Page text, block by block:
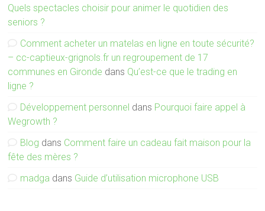
Quels spectacles choisir pour animer le quotidien des
seniors ?
Comment acheter un matelas en ligne en toute sécurité?
– cc-captieux-grignols.fr un regroupement de 17
communes en Gironde dans Qu’est-ce que le trading en
ligne ?
Développement personnel dans Pourquoi faire appel à
Wegrowth ?
Blog dans Comment faire un cadeau fait maison pour la
fête des mères ?
madga dans Guide d’utilisation microphone USB